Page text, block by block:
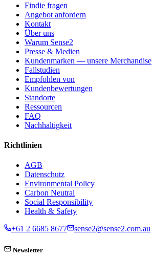
Findie fragen
Angebot anfordern
Kontakt
Über uns
Warum Sense2
Presse & Medien
Kundenmarken — unsere Merchandise
Fallstudien
Empfohlen von
Kundenbewertungen
Standorte
Ressourcen
FAQ
Nachhaltigkeit
Richtlinien
AGB
Datenschutz
Environmental Policy
Carbon Neutral
Social Responsibility
Health & Safety
+61 2 6685 8677
sense2@sense2.com.au
Newsletter